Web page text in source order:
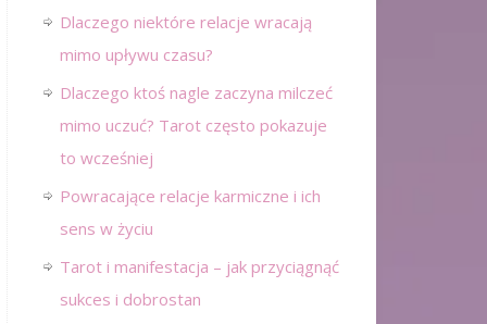
Dlaczego niektóre relacje wracają
mimo upływu czasu?
Dlaczego ktoś nagle zaczyna milczeć
mimo uczuć? Tarot często pokazuje
to wcześniej
Powracające relacje karmiczne i ich
sens w życiu
Tarot i manifestacja – jak przyciągnąć
sukces i dobrostan